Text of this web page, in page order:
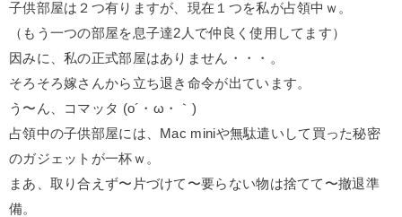
子供部屋は２つ有りますが、現在１つを私が占領中ｗ。
（もう一つの部屋を息子達2人で仲良く使用してます）
因みに、私の正式部屋はありません・・・。
そろそろ嫁さんから立ち退き命令が出ています。
う〜ん、コマッタ (o´・ω・｀)
占領中の子供部屋には、Mac miniや無駄遣いして買った秘密
のガジェットが一杯ｗ。
まあ、取り合えず〜片づけて〜要らない物は捨てて〜撤退準
備。